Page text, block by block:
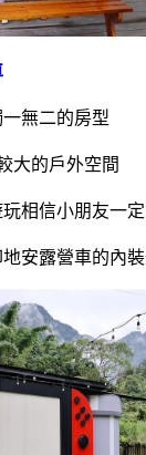
無二的房型
大的戶外空間
相信小朋友一
安露營車的內